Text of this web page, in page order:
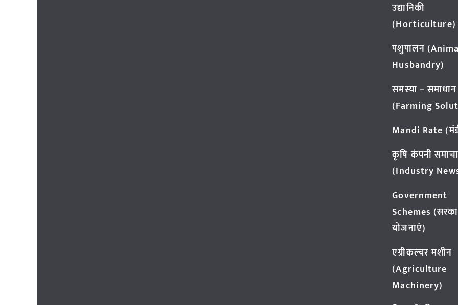
उद्यानिकी
(Horticulture)
पशुपालन
Husbandry)
समस्या – समाधान
(Farming
Mandi Rate
कृषि कंपनी
(Industry
Government
Schemes
योजनाएं)
एग्रीकल्चर मशीन
(Agriculture
Machinery)